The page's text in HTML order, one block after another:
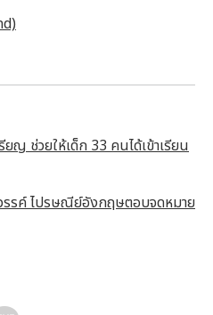
ญ ช่วยให้เด็ก 33 คนได้เข้าเรียน
รค์ ไปรษณีย์อังกฤษตอบจดหมาย